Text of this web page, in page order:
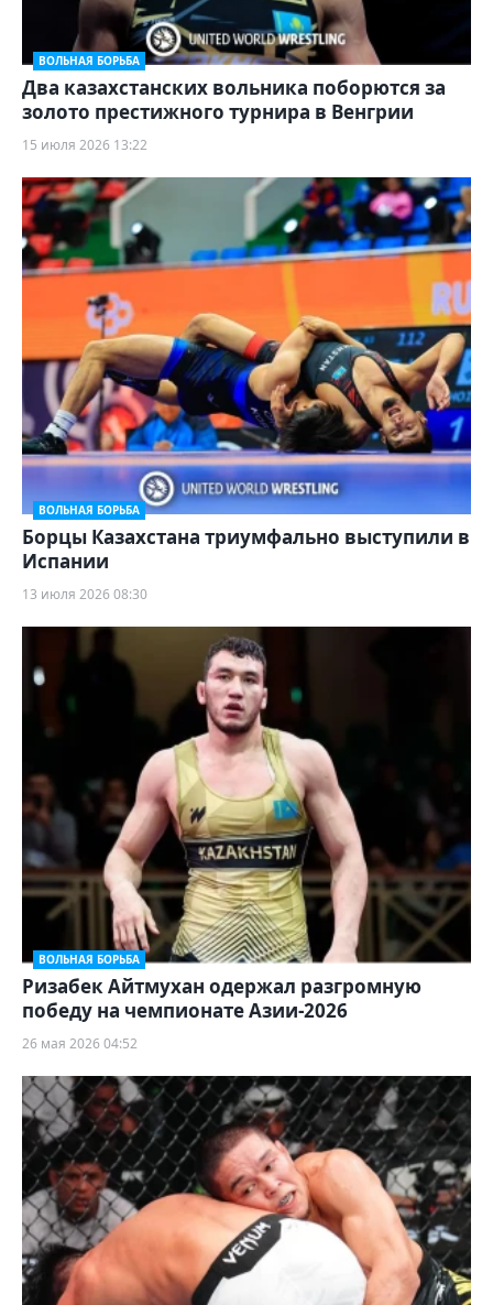
ВОЛЬНАЯ БОРЬБА
Два казахстанских вольника поборются за
золото престижного турнира в Венгрии
15 июля 2026 13:22
ВОЛЬНАЯ БОРЬБА
Борцы Казахстана триумфально выступили в
Испании
13 июля 2026 08:30
ВОЛЬНАЯ БОРЬБА
Ризабек Айтмухан одержал разгромную
победу на чемпионате Азии-2026
26 мая 2026 04:52